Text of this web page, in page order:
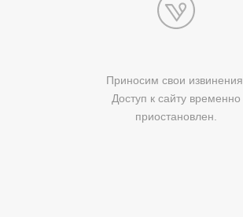
Приносим свои извинения.
Доступ к сайту временно
приостановлен.